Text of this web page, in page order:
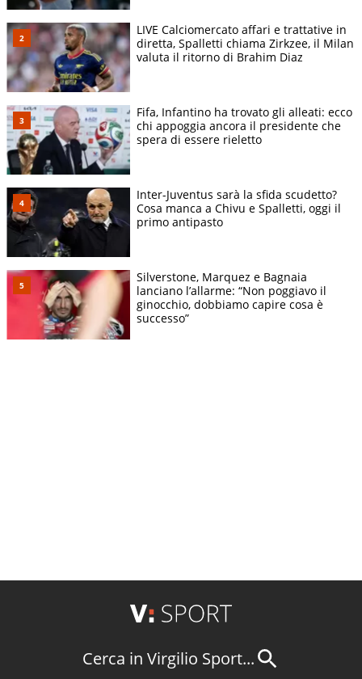
LIVE Calciomercato affari e trattative in
diretta, Spalletti chiama Zirkzee, il Milan
valuta il ritorno di Brahim Diaz
Fifa, Infantino ha trovato gli alleati: ecco
chi appoggia ancora il presidente che
spera di essere rieletto
Inter-Juventus sarà la sfida scudetto?
Cosa manca a Chivu e Spalletti, oggi il
primo antipasto
Silverstone, Marquez e Bagnaia
lanciano l’allarme: “Non poggiavo il
ginocchio, dobbiamo capire cosa è
successo”
Cerca in Virgilio Sport...